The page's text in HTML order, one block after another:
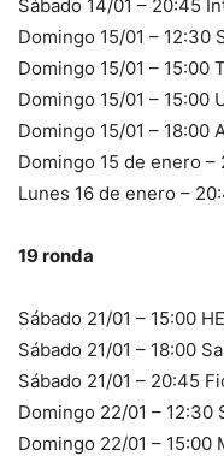
Sábado 14/01 – 20:45
Domingo 15/01 – 12:30
Domingo 15/01 – 15:00
Domingo 15/01 – 15:00
Domingo 15/01 – 18:00
Domingo 15 de enero
Lunes 16 de enero –
19 ronda
Sábado 21/01 – 15:00
Sábado 21/01 – 18:00
Sábado 21/01 – 20:45
Domingo 22/01 – 12:30
Domingo 22/01 – 15:00